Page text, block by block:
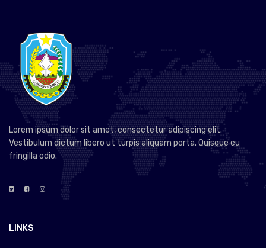
Lorem ipsum dolor sit amet, consectetur adipiscing elit.
Vestibulum dictum libero ut turpis aliquam porta. Quisque eu
fringilla odio.
LINKS